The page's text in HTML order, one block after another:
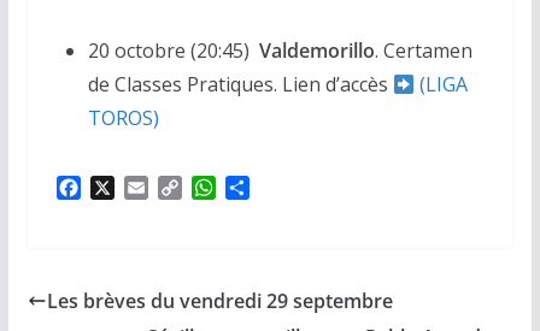
20 octobre (20:45) Valdemorillo. Certamen
de Classes Pratiques. Lien d’accès
(LIGA
TOROS)
o
i
W
A
g
Les brèves du vendredi 29 septembre